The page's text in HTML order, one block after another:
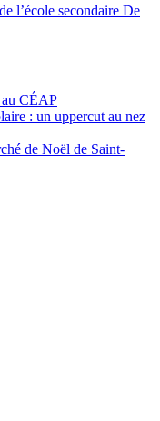
l’école secondaire De
au CÉAP
: un uppercut au nez
de Noël de Saint-